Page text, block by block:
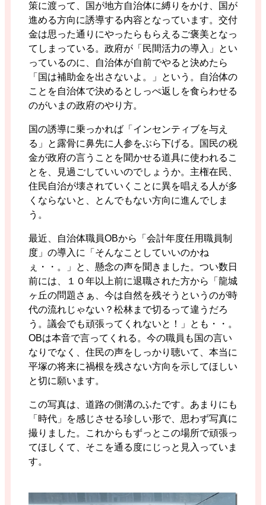
策に渡って、国が地方自治体に縛りをかけ、国が
進める方向に誘導する内容となっています。交付
金は思った通りにやったらもらえるご褒美となっ
てしまっている。政府が「民間活力の導入」とい
っているのに、自治体が自前でやると決めたら
「国は補助金を出さないよ。」という。自治体の
ことを自治体で決めるとしっぺ返しを食らわせる
のがいまの政府のやり方。
国の誘導に乗っかれば「インセンティブを与え
る」と露骨に鼻先に人参をぶら下げる。国民の税
金が政府の言うことを聞かせる道具に使われるこ
とを、見過ごしていいのでしょうか。主権在民、
住民自治が壊されていくことに異を唱える人が多
くならないと、とんでもない方向に進んでしま
う。
最近、自治体職員OBから「会計年度任用職員制
度」の導入に「そんなことしていいのかね
ぇ・・。」と、懸念の声を聞きました。つい数日
前には、１０年以上前に退職された方から「龍城
ヶ丘の問題さぁ、今は自然を残そうというのが時
代の流れじゃない？松林まで切るって違うだろ
う。議会でも頑張ってくれないと！」とも・・。
OBは本音で言ってくれる。今の職員も国の言い
なりでなく、住民の声をしっかり聴いて、本当に
平塚の将来に禍根を残さない方向を示してほしい
と切に願います。
この写真は、道路の側溝のふたです。あまりにも
「時代」を感じさせる珍しい形で、思わず写真に
撮りました。これからもずっとこの場所で頑張っ
てほしくて、そこを通る度にじっと見入っていま
す。